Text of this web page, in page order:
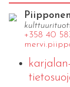
+358 40